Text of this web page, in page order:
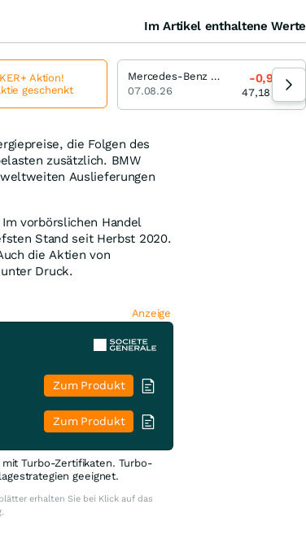
die Folgen des
zusätzlich. BMW
Auslieferungen
vorbörslichen Handel
Stand seit Herbst 2020.
die Aktien von
Druck.
Anzeige
Zum Produkt
Zum Produkt
Turbo-Zertifikaten. Turbo-
geeignet.
erhalten Sie bei Klick auf das
Im Artikel enthaltene Werte
Aktion!
geschenkt
Mercedes-Benz Group
07.08.26
-0,95 %
47,18 EUR